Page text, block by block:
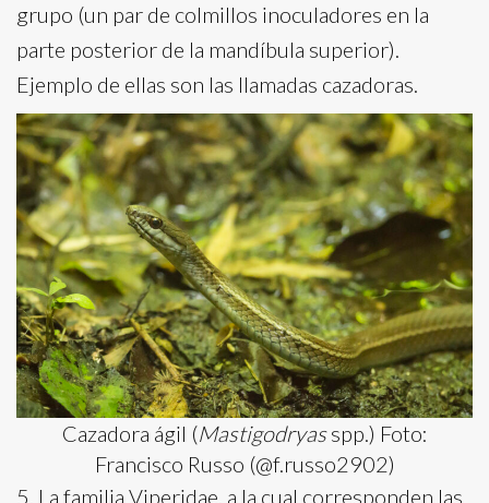
grupo (un par de colmillos inoculadores en la
parte posterior de la mandíbula superior).
Ejemplo de ellas son las llamadas cazadoras.
Cazadora ágil (Mastigodryasspp.) Foto:
Francisco Russo (@f.russo2902)
5. La familia Viperidae, a la cual corresponden las